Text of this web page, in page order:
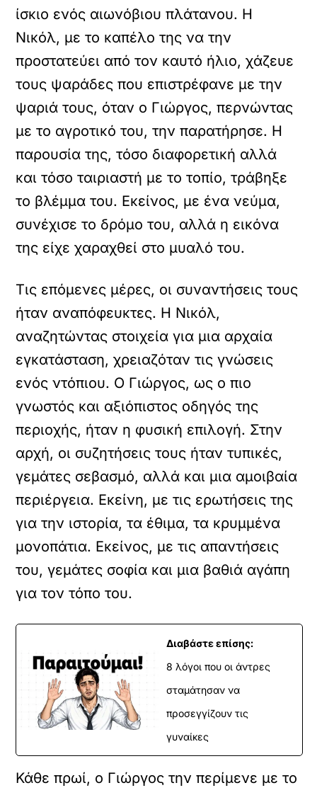
ίσκιο ενός αιωνόβιου πλάτανου. Η
Νικόλ, με το καπέλο της να την
προστατεύει από τον καυτό ήλιο, χάζευε
τους ψαράδες που επιστρέφανε με την
ψαριά τους, όταν ο Γιώργος, περνώντας
με το αγροτικό του, την παρατήρησε. Η
παρουσία της, τόσο διαφορετική αλλά
και τόσο ταιριαστή με το τοπίο, τράβηξε
το βλέμμα του. Εκείνος, με ένα νεύμα,
συνέχισε το δρόμο του, αλλά η εικόνα
της είχε χαραχθεί στο μυαλό του.
Τις επόμενες μέρες, οι συναντήσεις τους
ήταν αναπόφευκτες. Η Νικόλ,
αναζητώντας στοιχεία για μια αρχαία
εγκατάσταση, χρειαζόταν τις γνώσεις
ενός ντόπιου. Ο Γιώργος, ως ο πιο
γνωστός και αξιόπιστος οδηγός της
περιοχής, ήταν η φυσική επιλογή. Στην
αρχή, οι συζητήσεις τους ήταν τυπικές,
γεμάτες σεβασμό, αλλά και μια αμοιβαία
περιέργεια. Εκείνη, με τις ερωτήσεις της
για την ιστορία, τα έθιμα, τα κρυμμένα
μονοπάτια. Εκείνος, με τις απαντήσεις
του, γεμάτες σοφία και μια βαθιά αγάπη
για τον τόπο του.
Διαβάστε επίσης:
8 λόγοι που οι άντρες
σταμάτησαν να
προσεγγίζουν τις
γυναίκες
Κάθε πρωί, ο Γιώργος την περίμενε με το